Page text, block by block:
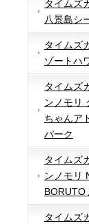
タイムズ
八景島シ
タイムズ
ゾートハ
タイムズ
ンノモリ
ちゃんア
パーク
タイムズ
ンノモリ
BORUTO
タイムズ